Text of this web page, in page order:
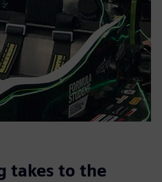
takes to the